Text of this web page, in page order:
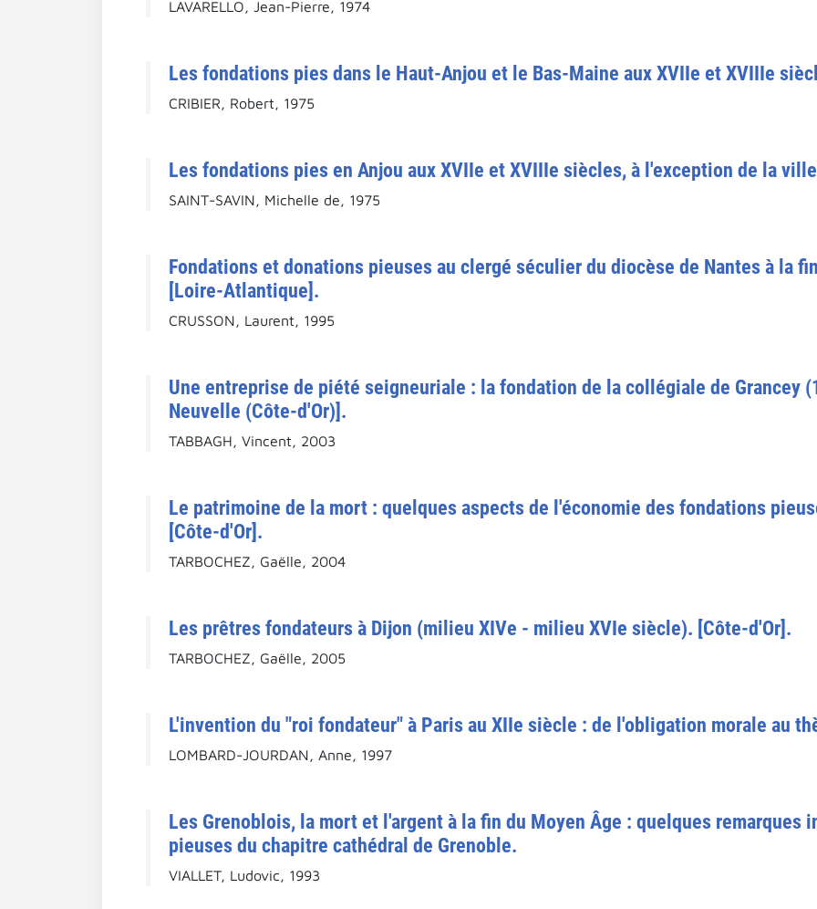
LAVARELLO, Jean-Pierre, 1974
Les fondations pies dans le Haut-Anjou et le Bas-Maine aux XVIIe et XVIIIe
CRIBIER, Robert, 1975
Les fondations pies en Anjou aux XVIIe et XVIIIe siècles, à l'exception de la
SAINT-SAVIN, Michelle de, 1975
Fondations et donations pieuses au clergé séculier du diocèse de Nantes à la
[Loire-Atlantique].
CRUSSON, Laurent, 1995
Une entreprise de piété seigneuriale : la fondation de la collégiale de Grancey
Neuvelle (Côte-d'Or)].
TABBAGH, Vincent, 2003
Le patrimoine de la mort : quelques aspects de l'économie des fondations
[Côte-d'Or].
TARBOCHEZ, Gaëlle, 2004
Les prêtres fondateurs à Dijon (milieu XIVe - milieu XVIe siècle). [Côte-d'Or].
TARBOCHEZ, Gaëlle, 2005
L'invention du "roi fondateur" à Paris au XIIe siècle : de l'obligation morale au
LOMBARD-JOURDAN, Anne, 1997
Les Grenoblois, la mort et l'argent à la fin du Moyen Âge : quelques remarques
pieuses du chapitre cathédral de Grenoble.
VIALLET, Ludovic, 1993